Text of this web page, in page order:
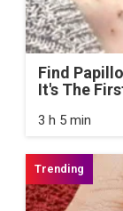
Find
It's The
3 h 5 min